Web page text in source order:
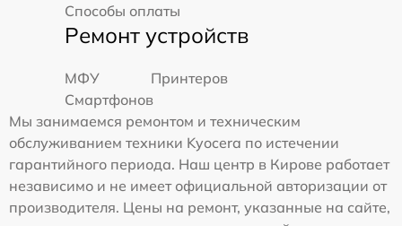
Способы оплаты
Ремонт устройств
МФУ
Принтеров
Смартфонов
Мы занимаемся ремонтом и техническим
обслуживанием техники Kyocera по истечении
гарантийного периода. Наш центр в Кирове работает
независимо и не имеет официальной авторизации от
производителя. Цены на ремонт, указанные на сайте,